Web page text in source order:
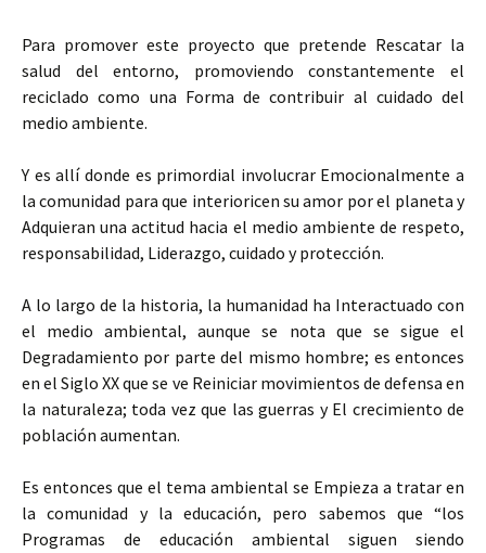
Para promover este proyecto que pretende Rescatar la
salud del entorno, promoviendo constantemente el
reciclado como una Forma de contribuir al cuidado del
medio ambiente.
Y es allí donde es primordial involucrar Emocionalmente a
la comunidad para que interioricen su amor por el planeta y
Adquieran una actitud hacia el medio ambiente de respeto,
responsabilidad, Liderazgo, cuidado y protección.
A lo largo de la historia, la humanidad ha Interactuado con
el medio ambiental, aunque se nota que se sigue el
Degradamiento por parte del mismo hombre; es entonces
en el Siglo XX que se ve Reiniciar movimientos de defensa en
la naturaleza; toda vez que las guerras y El crecimiento de
población aumentan.
Es entonces que el tema ambiental se Empieza a tratar en
la comunidad y la educación, pero sabemos que “los
Programas de educación ambiental siguen siendo